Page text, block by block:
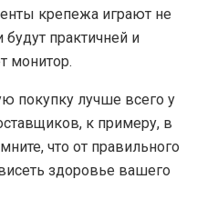
крепежа играют не
практичней и
монитор.
покупку лучше всего у
к примеру, в
что от правильного
здоровье вашего